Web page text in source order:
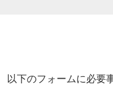
以下のフォームに必要